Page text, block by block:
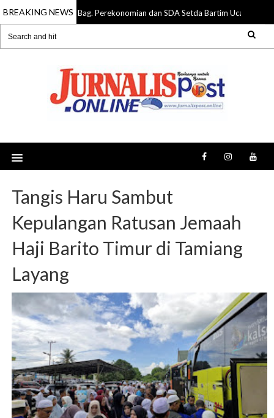
BREAKING NEWS
06 Aug 2026 Bag. Perekonomian dan SDA Setda Bartim Ucapkan
Tangis Haru Sambut
Kepulangan Ratusan Jemaah
Haji Barito Timur di Tamiang
Layang